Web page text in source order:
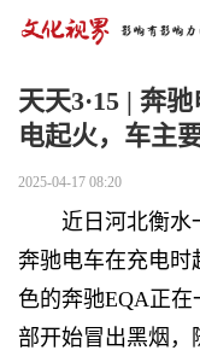
天天3·15 | 奔
电起火，车主
2025-04-17 08:20
近日河北衡水
奔驰电车在充电时
色的奔驰EQA正
部开始冒出黑烟，